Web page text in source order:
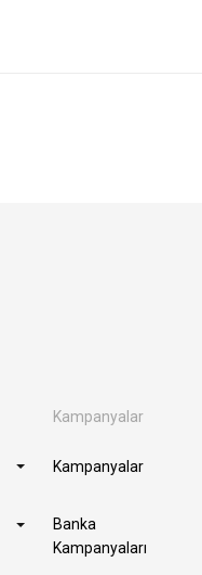
Kampanyalar
Kampanyalar
Banka
Kampanyaları